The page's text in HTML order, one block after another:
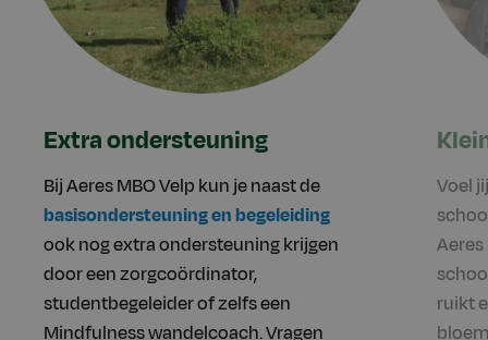
Extra ondersteuning
Bij Aeres MBO Velp kun je naast de
basisondersteuning en begeleiding
ook nog extra ondersteuning krijgen
door een zorgcoördinator,
studentbegeleider of zelfs een
Mindfulness wandelcoach. Vragen
Voel
Aeres
ruikt